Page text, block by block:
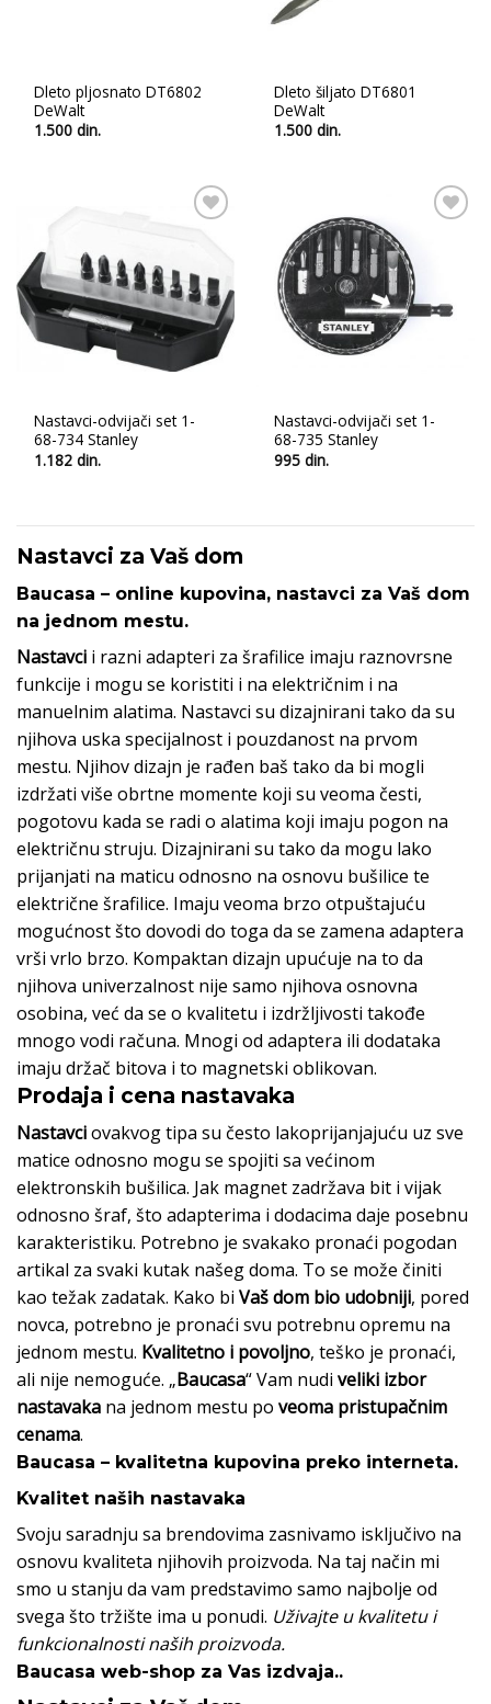
Dleto pljosnato DT6802
DeWalt
1.500din.
Dleto šiljato DT6801
DeWalt
1.500din.
želja
Nastavci-odvijači set 1-
68-734 Stanley
1.182din.
Nastavci-odvijači set 1-
68-735 Stanley
995din.
Nastavci za Vaš dom
Baucasa – online kupovina, nastavci za Vaš dom
na jednom mestu.
Nastavci i razni adapteri za šrafilice imaju raznovrsne
funkcije i mogu se koristiti i na električnim i na
manuelnim alatima. Nastavci su dizajnirani tako da su
njihova uska specijalnost i pouzdanost na prvom
mestu. Njihov dizajn je rađen baš tako da bi mogli
izdržati više obrtne momente koji su veoma česti,
pogotovu kada se radi o alatima koji imaju pogon na
električnu struju. Dizajnirani su tako da mogu lako
prijanjati na maticu odnosno na osnovu bušilice te
električne šrafilice. Imaju veoma brzo otpuštajuću
mogućnost što dovodi do toga da se zamena adaptera
vrši vrlo brzo. Kompaktan dizajn upućuje na to da
njihova univerzalnost nije samo njihova osnovna
osobina, već da se o kvalitetu i izdržljivosti takođe
mnogo vodi računa. Mnogi od adaptera ili dodataka
imaju držač bitova i to magnetski oblikovan.
Prodaja i cena nastavaka
Nastavciovakvog tipa su često lakoprijanjajuću uz sve
matice odnosno mogu se spojiti sa većinom
elektronskih bušilica. Jak magnet zadržava bit i vijak
odnosno šraf, što adapterima i dodacima daje posebnu
karakteristiku. Potrebno je svakako pronaći pogodan
artikal za svaki kutak našeg doma. To se može činiti
kao težak zadatak. Kako bi Vaš dom bio udobniji, pored
novca, potrebno je pronaći svu potrebnu opremu na
jednom mestu. Kvalitetno i povoljno, teško je pronaći,
ali nije nemoguće. „Baucasa“ Vam nudi veliki izbor
nastavaka na jednom mestu po veoma pristupačnim
cenama.
Baucasa – kvalitetna kupovina preko interneta.
Kvalitet naših nastavaka
Svoju saradnju sa brendovima zasnivamo isključivo na
osnovu kvaliteta njihovih proizvoda. Na taj način mi
smo u stanju da vam predstavimo samo najbolje od
svega što tržište ima u ponudi. Uživajte u kvalitetu i
funkcionalnosti naših proizvoda.
Baucasa web-shop za Vas izdvaja..